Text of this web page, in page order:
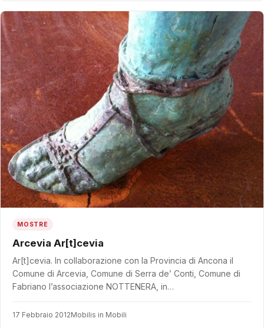
MOSTRE
Arcevia Ar[t]cevia
Ar[t]cevia. In collaborazione con la Provincia di Ancona il
Comune di Arcevia, Comune di Serra de’ Conti, Comune di
Fabriano l’associazione NOTTENERA, in…
17 Febbraio 2012Mobilis in Mobili